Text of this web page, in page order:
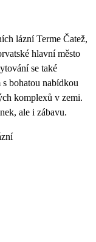
lázní Terme Čatež,
hlavní město
se také
s bohatou nabídkou
komplexů v zemi.
ale i zábavu.